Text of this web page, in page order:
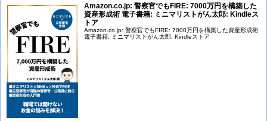
Amazon.co.jp: 警察官でもFIRE: 7000万円を構築した
資産形成術 電子書籍: ミニマリストがん太郎: Kindleス
トア
Amazon.co.jp: 警察官でもFIRE: 7000万円を構築した資産形成術
電子書籍: ミニマリストがん太郎: Kindleストア